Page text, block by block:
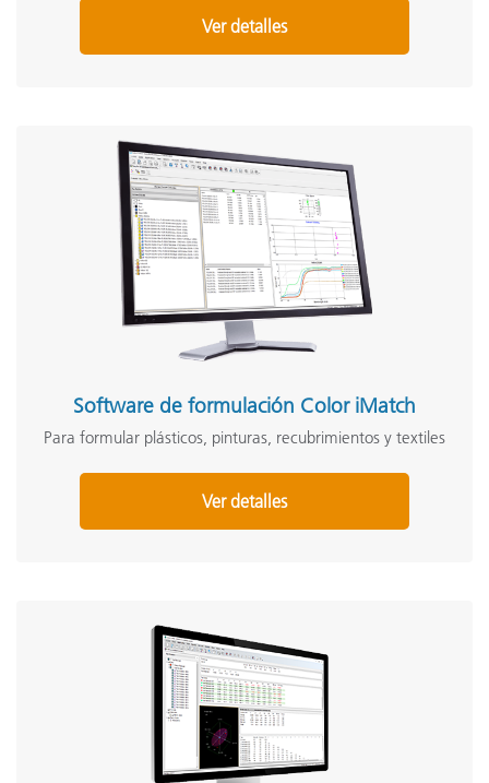
Ver detalles
Software de formulación Color iMatch
Para formular plásticos, pinturas, recubrimientos y textiles
Ver detalles